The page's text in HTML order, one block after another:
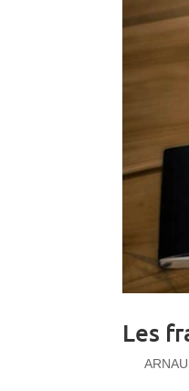
Les
par